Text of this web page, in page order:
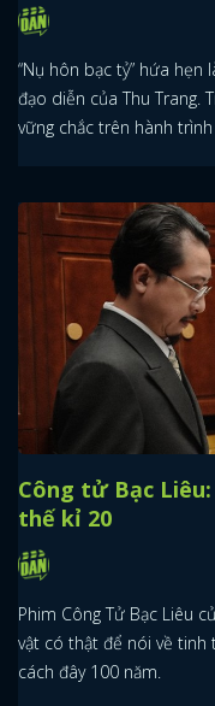
“Nụ hôn bạc tỷ” hứa
đạo diễn của Thu Trang.
vững chắc trên hành
Công tử Bạc
thế kỉ 20
Phim Công Tử Bạc Liêu
vật có thật để nói về tinh
cách đây 100 năm.